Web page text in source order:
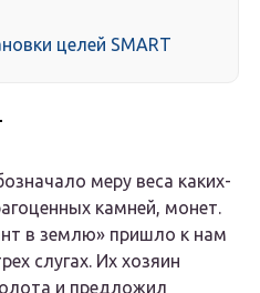
целей SMART
меру веса каких-
камней, монет.
в землю» пришло к нам
слугах. Их хозяин
и предложил